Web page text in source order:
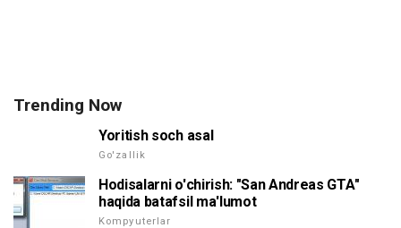
Trending Now
Yoritish soch asal
Go'zallik
Hodisalarni o'chirish: "San Andreas GTA"
haqida batafsil ma'lumot
Kompyuterlar